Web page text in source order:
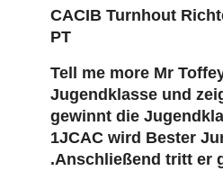
CACIB Turnhout
PT
Tell me more Mr
Jugendklasse und
gewinnt die
1JCAC wird Bester
.Anschließend tritt er